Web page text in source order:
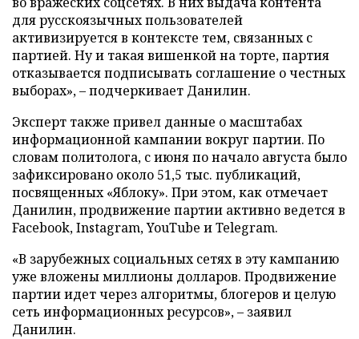
для русскоязычных пользователей
активизируется в контексте тем, связанных с
партией. Ну и такая вишенкой на торте, партия
отказывается подписывать соглашение о честных
выборах», – подчеркивает Данилин.
Эксперт также привел данные о масштабах
информационной кампании вокруг партии. По
словам политолога, с июня по начало августа было
зафиксировано около 51,5 тыс. публикаций,
посвященных «Яблоку». При этом, как отмечает
Данилин, продвижение партии активно ведется в
Facebook, Instagram, YouTube и Telegram.
«В зарубежных социальных сетях в эту кампанию
уже вложены миллионы долларов. Продвижение
партии идет через алгоритмы, блогеров и целую
сеть информационных ресурсов», – заявил
Данилин.